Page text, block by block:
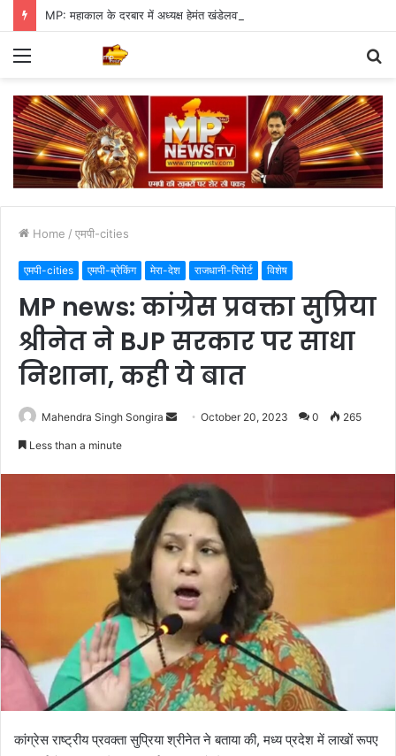
Menu
Home / एमपी-cities
एमपी-cities एमपी-ब्रेकिंग मेरा-देश राजधानी-रिपोर्ट विशेष
MP news: कांग्रेस प्रवक्ता सुप्रिया
श्रीनेत ने BJP सरकार पर साधा
निशाना, कही ये बात
Mahendra Singh Songira
SendOctober 20, 2023 0 265
Less than a minute
कांग्रेस राष्ट्रीय प्रवक्ता सुप्रिया श्रीनेत ने बताया की, मध्य प्रदेश में लाखों रूपए